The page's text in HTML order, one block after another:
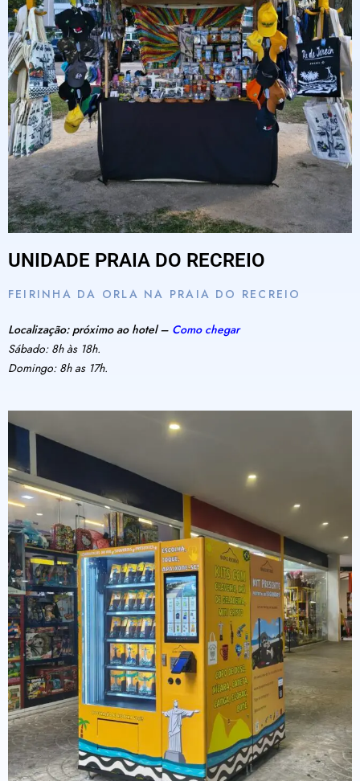
UNIDADE PRAIA DO RECREIO
FEIRINHA DA ORLA NA PRAIA DO RECREIO
Localização: próximo ao hotel – Como chegar
Sábado: 8h às 18h.
Domingo: 8h as 17h.